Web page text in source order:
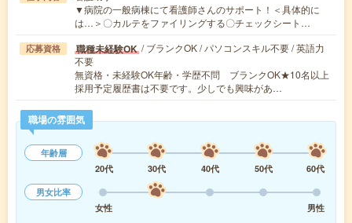
▼病院の一般病棟にて看護師さんのサポート！＜具体的に
は…＞〇カルテをファイリングする〇チェックシート…
応募資格 職種未経験OK / ブランクOK / パソコンスキル不要 / 英語力
不要
無資格・未経験OK年齢・学歴不問 ブランクOK★10名以上
採用予定履歴書は不要です。少しでも興味があ…
職場の雰囲気
年齢層
20代
30代 40代 50代
60代
男女比率
女性
男性